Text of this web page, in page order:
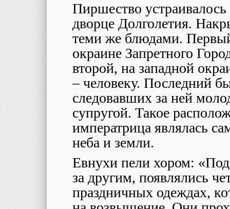
Пиршество
дворце Долголетия.
теми же блюдами.
окраине Запретного
второй, на западной
– человеку. Последний
следовавших за ней
супругой. Такое
императрица являлась
неба и земли.
Евнухи пели хором:
за другим, появлялись
праздничных одеждах,